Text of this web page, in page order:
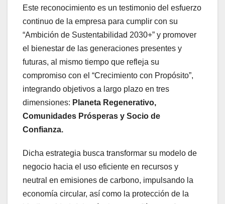
Este reconocimiento es un testimonio del esfuerzo
continuo de la empresa para cumplir con su
“Ambición de Sustentabilidad 2030+” y promover
el bienestar de las generaciones presentes y
futuras, al mismo tiempo que refleja su
compromiso con el “Crecimiento con Propósito”,
integrando objetivos a largo plazo en tres
dimensiones: Planeta Regenerativo,
Comunidades Prósperas y Socio de
Confianza.
Dicha estrategia busca transformar su modelo de
negocio hacia el uso eficiente en recursos y
neutral en emisiones de carbono, impulsando la
economía circular, así como la protección de la